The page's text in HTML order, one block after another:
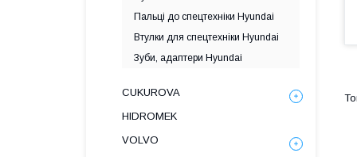
Пальці до спецтехніки Hyundai
Втулки для спецтехніки Hyundai
Зуби, адаптери Hyundai
CUKUROVA
HIDROMEK
VOLVO